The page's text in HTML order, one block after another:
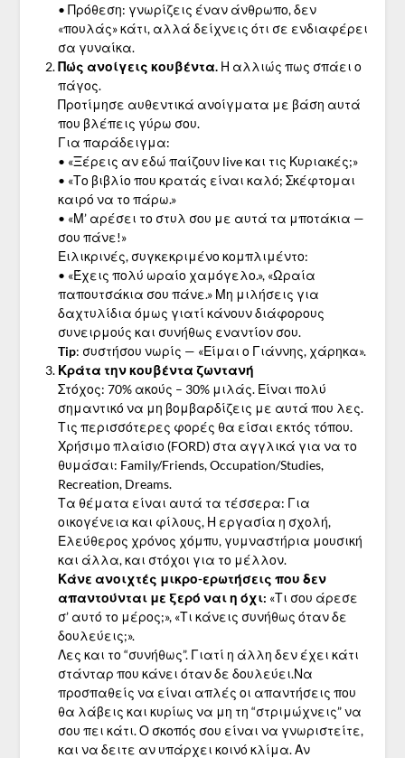
• Πρόθεση: γνωρίζεις έναν άνθρωπο, δεν
«πουλάς» κάτι, αλλά δείχνεις ότι σε ενδιαφέρει
σα γυναίκα.
Πώς ανοίγεις κουβέντα.Η αλλιώς πως σπάει ο
πάγος.
Προτίμησε αυθεντικά ανοίγματα με βάση αυτά
που βλέπεις γύρω σου.
Για παράδειγμα:
• «Ξέρεις αν εδώ παίζουν live και τις Κυριακές;»
• «Το βιβλίο που κρατάς είναι καλό; Σκέφτομαι
καιρό να το πάρω.»
• «Μ’ αρέσει το στυλ σου με αυτά τα μποτάκια —
σου πάνε!»
Ειλικρινές, συγκεκριμένο κομπλιμέντο:
• «Έχεις πολύ ωραίο χαμόγελο.», «Ωραία
παπουτσάκια σου πάνε.» Μη μιλήσεις για
δαχτυλίδια όμως γιατί κάνουν διάφορους
συνειρμούς και συνήθως εναντίον σου.
Tip: συστήσου νωρίς — «Είμαι ο Γιάννης, χάρηκα».
Κράτα την κουβέντα ζωντανή
Στόχος: 70% ακούς – 30% μιλάς. Είναι πολύ
σημαντικό να μη βομβαρδίζεις με αυτά που λες.
Τις περισσότερες φορές θα είσαι εκτός τόπου.
Χρήσιμο πλαίσιο (FORD) στα αγγλικά για να το
θυμάσαι: Family/Friends, Occupation/Studies,
Recreation, Dreams.
Τα θέματα είναι αυτά τα τέσσερα: Για
οικογένεια και φίλους, Η εργασία η σχολή,
Ελεύθερος χρόνος χόμπυ, γυμναστήρια μουσική
και άλλα, και στόχοι για το μέλλον.
Κάνε ανοιχτές μικρο-ερωτήσεις που δεν
απαντούνται με ξερό ναι η όχι: «Τι σου άρεσε
σ’ αυτό το μέρος;», «Τι κάνεις συνήθως όταν δε
δουλεύεις;».
Λες και το “συνήθως”. Γιατί η άλλη δεν έχει κάτι
στάνταρ που κάνει όταν δε δουλεύει.Να
προσπαθείς να είναι απλές οι απαντήσεις που
θα λάβεις και κυρίως να μη τη “στριμώχνεις” να
σου πει κάτι. Ο σκοπός σου είναι να γνωριστείτε,
και να δειτε αν υπάρχει κοινό κλίμα. Αν